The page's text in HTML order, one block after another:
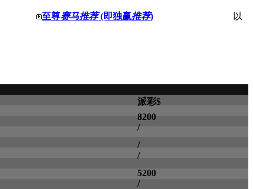
至尊赛马推荐(即独赢推荐)
以
派彩$
8200
/
/
/
5200
/